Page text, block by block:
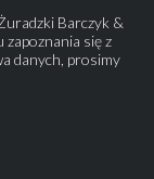
Barczyk &
zapoznania się z
danych, prosimy